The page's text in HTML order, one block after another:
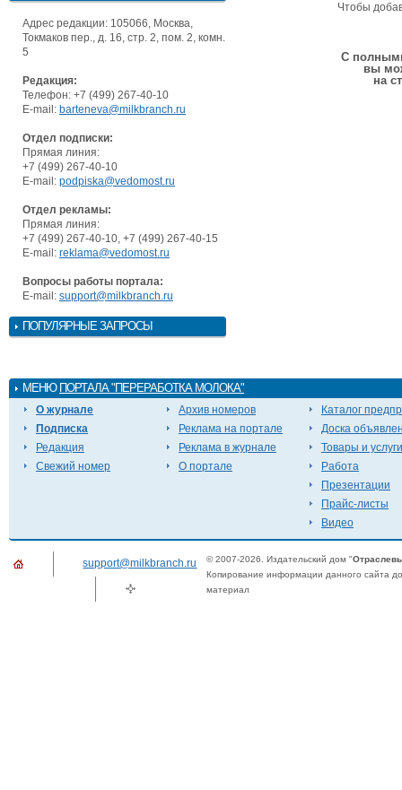
Адрес редакции: 105066, Москва,
Токмаков пер., д. 16, стр. 2, пом. 2, комн.
5
Редакция:
Телефон: +7 (499) 267-40-10
E-mail: barteneva@milkbranch.ru
Отдел подписки:
Прямая линия:
+7 (499) 267-40-10
E-mail: podpiska@vedomost.ru
Отдел рекламы:
Прямая линия:
+7 (499) 267-40-10, +7 (499) 267-40-15
E-mail: reklama@vedomost.ru
Вопросы работы портала:
E-mail: support@milkbranch.ru
ПОПУЛЯРНЫЕ ЗАПРОСЫ
Чтобы
С
вы
на
МЕНЮ ПОРТАЛА "ПЕРЕРАБОТКА МОЛОКА"
О журнале
Подписка
Редакция
Свежий номер
Архив номеров
Реклама на портале
Реклама в журнале
О портале
Каталог
Доска
Товары и услуги
Работа
Презентации
Прайс-листы
Видео
support@milkbranch.ru © 2007-2026. Издательский дом "
Копирование информации данного сайта
материал